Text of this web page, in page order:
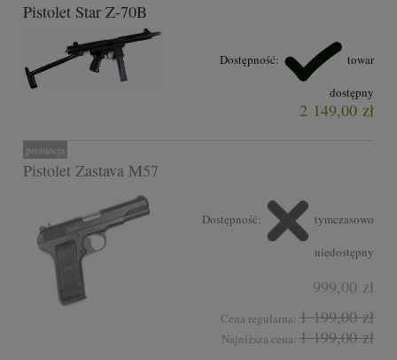
Pistolet Star Z-70B
Dostępność: towar
dostępny
2 149,00 zł
Pistolet Zastava M57
Dostępność: tymczasowo
niedostępny
999,00 zł
Cena regularna: 1 199,00 zł
Najniższa cena: 1 199,00 zł
promocja